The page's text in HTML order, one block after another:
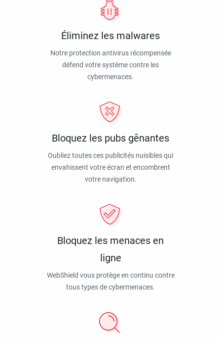
Éliminez les malwares
Notre protection antivirus récompensée
défend votre système contre les
cybermenaces.
Bloquez les pubs gênantes
Oubliez toutes ces publicités nuisibles qui
envahissent votre écran et encombrent
votre navigation.
Bloquez les menaces en
ligne
WebShield vous protège en continu contre
tous types de cybermenaces.